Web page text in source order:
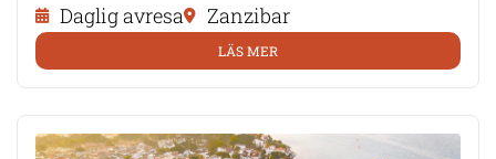
Daglig avresa Zanzibar
LÄS MER